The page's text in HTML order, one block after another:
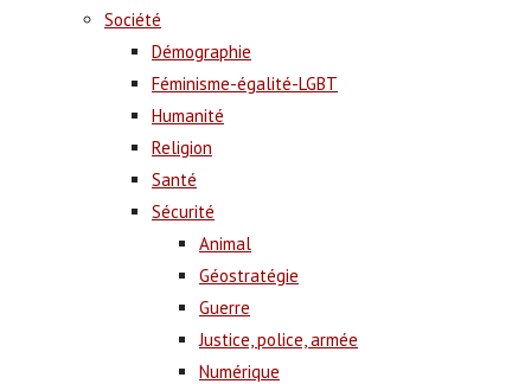
Société
Démographie
Féminisme-égalité-LGBT
Humanité
Religion
Santé
Sécurité
Animal
Géostratégie
Guerre
Justice, police, armée
Numérique